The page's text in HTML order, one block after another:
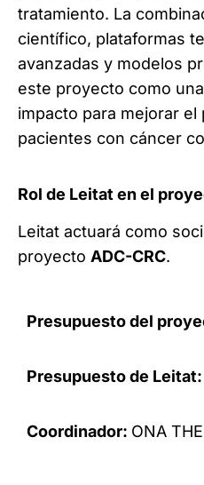
tratamiento. La
científico, plataformas
avanzadas y modelos
este proyecto como
impacto para mejorar el
pacientes con cáncer
Rol de Leitat en el
Leitat actuará como
proyecto ADC-CRC.
Presupuesto del
Presupuesto de Leitat:
Coordinador: ONA